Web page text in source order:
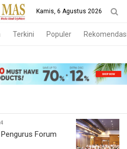
Kamis, 6 Agustus 2026
Terkini Populer
Forum